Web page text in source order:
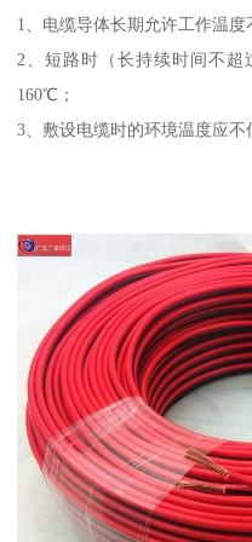
1、电缆导体长期允许工作温度
2、短路时（长持续时间不
160℃；
3、敷设电缆时的环境温度应不